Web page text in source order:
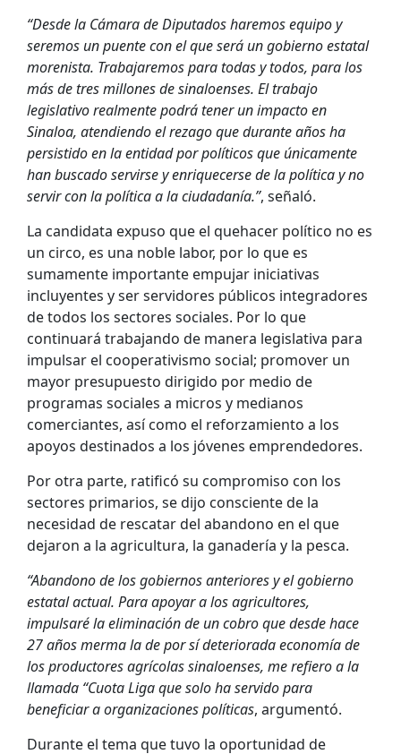
“Desde la Cámara de Diputados haremos equipo y
seremos un puente con el que será un gobierno estatal
morenista. Trabajaremos para todas y todos, para los
más de tres millones de sinaloenses. El trabajo
legislativo realmente podrá tener un impacto en
Sinaloa, atendiendo el rezago que durante años ha
persistido en la entidad por políticos que únicamente
han buscado servirse y enriquecerse de la política y no
servir con la política a la ciudadanía.”, señaló.
La candidata expuso que el quehacer político no es
un circo, es una noble labor, por lo que es
sumamente importante empujar iniciativas
incluyentes y ser servidores públicos integradores
de todos los sectores sociales. Por lo que
continuará trabajando de manera legislativa para
impulsar el cooperativismo social; promover un
mayor presupuesto dirigido por medio de
programas sociales a micros y medianos
comerciantes, así como el reforzamiento a los
apoyos destinados a los jóvenes emprendedores.
Por otra parte, ratificó su compromiso con los
sectores primarios, se dijo consciente de la
necesidad de rescatar del abandono en el que
dejaron a la agricultura, la ganadería y la pesca.
“Abandono de los gobiernos anteriores y el gobierno
estatal actual. Para apoyar a los agricultores,
impulsaré la eliminación de un cobro que desde hace
27 años merma la de por sí deteriorada economía de
los productores agrícolas sinaloenses, me refiero a la
llamada “Cuota Liga que solo ha servido para
beneficiar a organizaciones políticas, argumentó.
Durante el tema que tuvo la oportunidad de